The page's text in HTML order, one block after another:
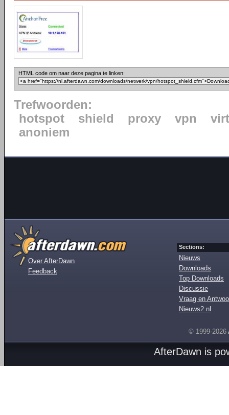
HTML code om naar deze pagina te linken:
Trefwoorden:
hotspot
shield proxy vpn
anoniem
Over AfterDawn
Feedback
Sections:
Nieuws
Downloads
Top Downloads
Discussie
Vraag en
Nieuws2.nl
© 1999-2026
AfterDawn is